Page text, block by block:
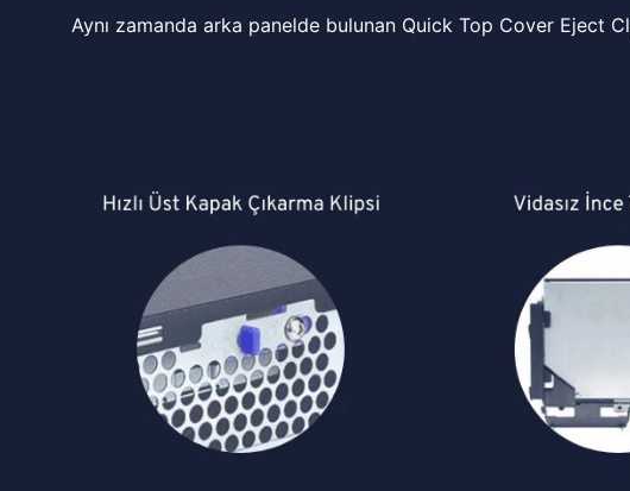
Aynı zamanda arka panelde bulunan Quick Top Cover Eject